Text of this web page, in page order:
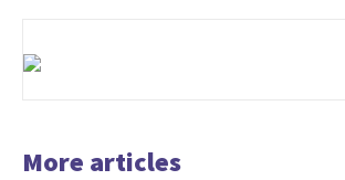
More articles